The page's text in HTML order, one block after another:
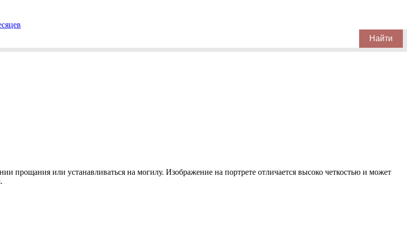
прощания или устанавливаться на могилу. Изображение на портрете отличается высоко четкостью и может